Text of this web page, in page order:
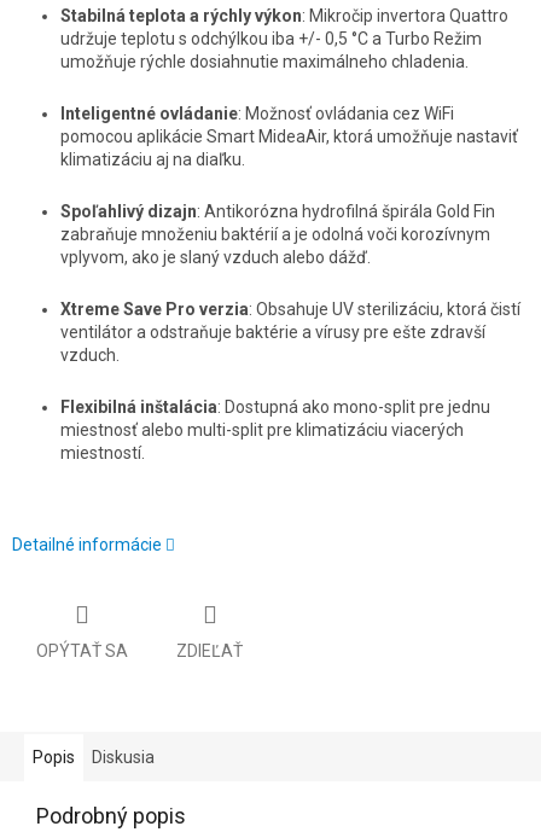
Stabilná teplota a rýchly výkon: Mikročip invertora Quattro
udržuje teplotu s odchýlkou iba +/- 0,5 °C a Turbo Režim
umožňuje rýchle dosiahnutie maximálneho chladenia.
Inteligentné ovládanie: Možnosť ovládania cez WiFi
pomocou aplikácie Smart MideaAir, ktorá umožňuje nastaviť
klimatizáciu aj na diaľku.
Spoľahlivý dizajn: Antikorózna hydrofilná špirála Gold Fin
zabraňuje množeniu baktérií a je odolná voči korozívnym
vplyvom, ako je slaný vzduch alebo dážď.
Xtreme Save Pro verzia: Obsahuje UV sterilizáciu, ktorá čistí
ventilátor a odstraňuje baktérie a vírusy pre ešte zdravší
vzduch.
Flexibilná inštalácia: Dostupná ako mono-split pre jednu
miestnosť alebo multi-split pre klimatizáciu viacerých
miestností.
Detailné informácie
OPÝTAŤ SA ZDIEĽAŤ
Popis Diskusia
Podrobný popis